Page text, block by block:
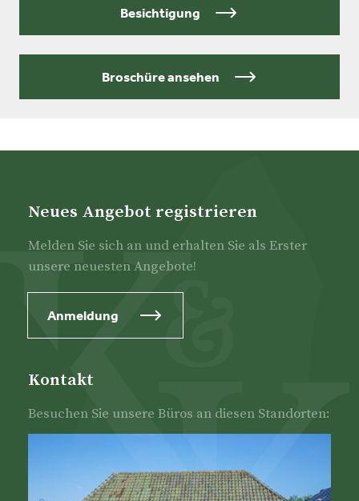
tuin en terras en bijzonder is natuurlijk de locatie aan
het water! Op eigen terrein is er parkeergelegenheid
voorzien van 12 zonnepanelen, wat bijdraagt aan een
lagere energielast en een duurzamer gebruik.
oplevering (inclusief inventaris) is in overleg, onder
Besichtigung
Broschüre ansehen
Neues Angebot registrieren
Melden Sie sich an und erhalten Sie als Erster
unsere neuesten Angebote!
Anmeldung
Kontakt
Besuchen Sie unsere Büros an diesen Standorten: